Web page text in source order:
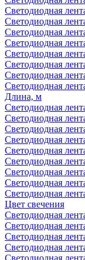
Светодиодная
Светодиодная
Светодиодная
Светодиодная
Светодиодная
Светодиодная
Светодиодная
Светодиодная
Длина, м
Светодиодная
Светодиодная
Светодиодная
Светодиодная
Светодиодная
Светодиодная
Светодиодная
Светодиодная
Светодиодная
Цвет свечения
Светодиодная
Светодиодная
Светодиодная
Светодиодная
Светодиодная